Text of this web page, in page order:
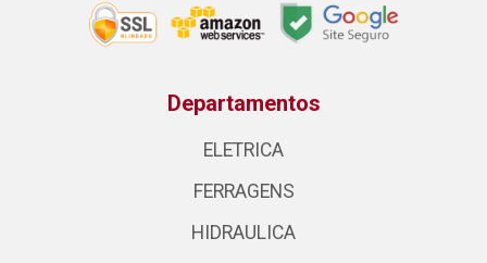
Departamentos
ELETRICA
FERRAGENS
HIDRAULICA